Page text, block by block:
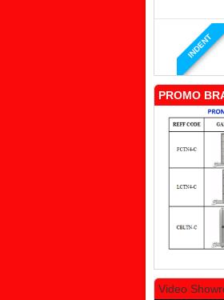
INDENT
Manual
Rp
PROMO
PROMO
Video